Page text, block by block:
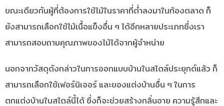
ขณะเดียวกันผู้ที่ต้องการใช้ไม้ในราคาที่ต่ำลงมาในท้องตลาด ก็
ยังสามารถเลือกใช้ไม้เนื้อแข็งอื่น ๆ ได้อีกหลายประเภทซึ่งเรา
สามารถสอบถามคุณภาพของไม้ได้จากผู้จำหน่าย
นอกจากวัสดุดังกล่าวในการออกแบบบ้านในสไตล์ประยุกต์แล้ว ก็
สามารถเลือกใช้เฟอร์นิเจอร์ และของแต่งบ้านอื่น ๆ ในการ
ตกแต่งบ้านในสไตล์นี้ได้ ซึ่งก็จะช่วยสร้างกลิ่นอาย ความรู้สึกและ